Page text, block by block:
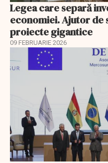
Legea care separă
economiei. Ajutor de
proiecte gigantice
09 FEBRUARIE 2026